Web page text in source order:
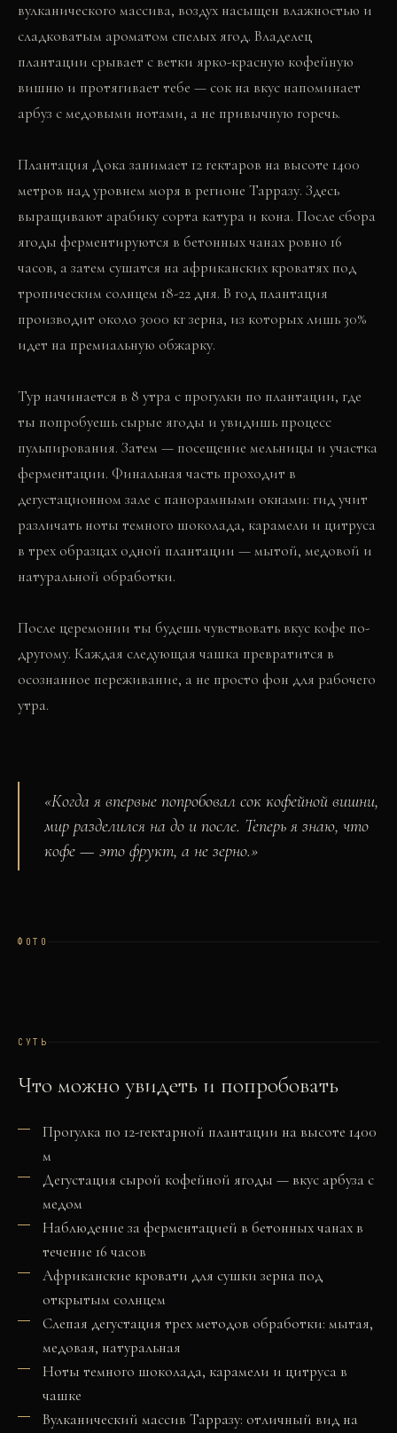
вулканического массива, воздух насыщен влажностью и
сладковатым ароматом спелых ягод. Владелец
плантации срывает с ветки ярко-красную кофейную
вишню и протягивает тебе — сок на вкус напоминает
арбуз с медовыми нотами, а не привычную горечь.
Плантация Дока занимает 12 гектаров на высоте 1400
метров над уровнем моря в регионе Тарразу. Здесь
выращивают арабику сорта катура и кона. После сбора
ягоды ферментируются в бетонных чанах ровно 16
часов, а затем сушатся на африканских кроватях под
тропическим солнцем 18-22 дня. В год плантация
производит около 3000 кг зерна, из которых лишь 30%
идет на премиальную обжарку.
Тур начинается в 8 утра с прогулки по плантации, где
ты попробуешь сырые ягоды и увидишь процесс
пульпирования. Затем — посещение мельницы и участка
ферментации. Финальная часть проходит в
дегустационном зале с панорамными окнами: гид учит
различать ноты темного шоколада, карамели и цитруса
в трех образцах одной плантации — мытой, медовой и
натуральной обработки.
После церемонии ты будешь чувствовать вкус кофе по-
другому. Каждая следующая чашка превратится в
осознанное переживание, а не просто фон для рабочего
утра.
«Когда я впервые попробовал сок кофейной вишни,
мир разделился на до и после. Теперь я знаю, что
кофе — это фрукт, а не зерно.»
ФОТО
СУТЬ
Что можно увидеть и попробовать
Прогулка по 12-гектарной плантации на высоте 1400
м
Дегустация сырой кофейной ягоды — вкус арбуза с
медом
Наблюдение за ферментацией в бетонных чанах в
течение 16 часов
Африканские кровати для сушки зерна под
открытым солнцем
Слепая дегустация трех методов обработки: мытая,
медовая, натуральная
Ноты темного шоколада, карамели и цитруса в
чашке
Вулканический массив Тарразу: отличный вид на